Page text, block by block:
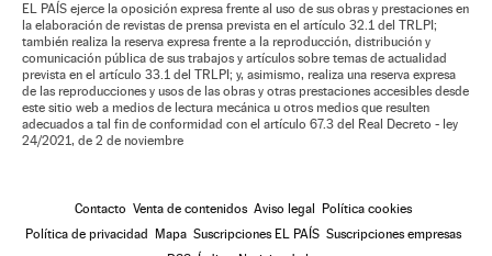
EL PAÍS ejerce la oposición expresa frente al uso de sus obras y prestaciones en
la elaboración de revistas de prensa prevista en el artículo 32.1 del TRLPI;
también realiza la reserva expresa frente a la reproducción, distribución y
comunicación pública de sus trabajos y artículos sobre temas de actualidad
prevista en el artículo 33.1 del TRLPI; y, asimismo, realiza una reserva expresa
de las reproducciones y usos de las obras y otras prestaciones accesibles desde
este sitio web a medios de lectura mecánica u otros medios que resulten
adecuados a tal fin de conformidad con el artículo 67.3 del Real Decreto - ley
24/2021, de 2 de noviembre
Contacto Venta de contenidos Aviso legal
Política cookies
Política de privacidad
Mapa Suscripciones EL PAÍS Suscripciones empresas